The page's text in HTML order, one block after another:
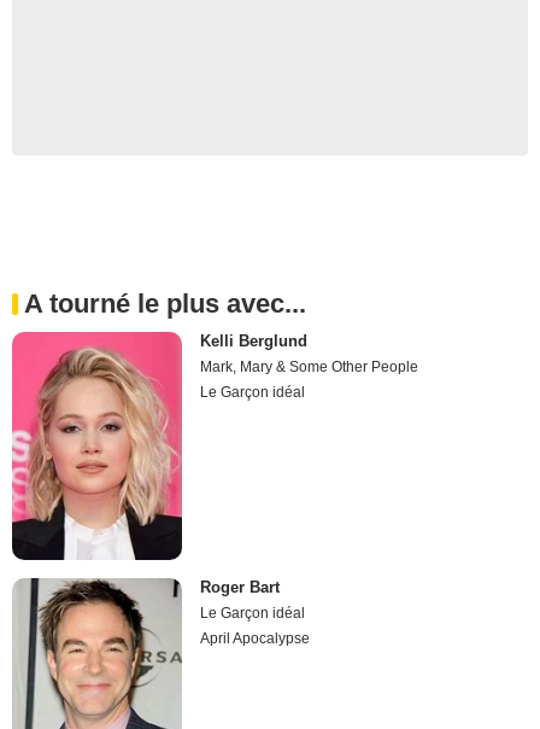
A tourné le plus avec...
Kelli Berglund
Mark, Mary & Some Other People
Le Garçon idéal
Roger Bart
Le Garçon idéal
April Apocalypse